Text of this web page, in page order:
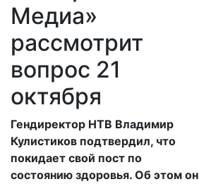
Медиа»
рассмотрит
вопрос 21
октября
​Гендиректор НТВ Владимир
Кулистиков подтвердил, что
покидает свой пост по
состоянию здоровья. Об этом он